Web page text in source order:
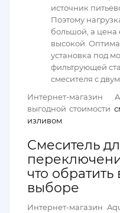
источник
Поэтому
большой, а цена
высокой.
установка под
фильтрующей
смесителя с
Интернет-
выгодной стоимости
изливом
Смеситель
что
выборе
Интернет-магазин